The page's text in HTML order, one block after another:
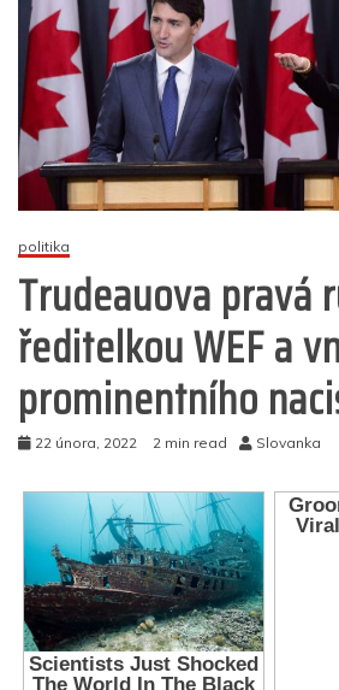
politika
Trudeauova pravá
ředitelkou WEF a
prominentního
22 února, 2022 2 min read Slovanka